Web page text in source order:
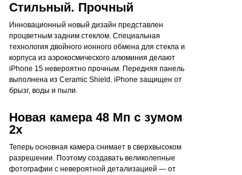
Стильный. Прочный
Инновационный новый дизайн представлен
процветным задним стеклом. Специальная
технология двойного ионного обмена для стекла и
корпуса из аэрокосмического алюминия делают
iPhone 15 невероятно прочным. Передняя панель
выполнена из Ceramic Shield. iPhone защищен от
брызг, воды и пыли.
Новая камера 48 Мп с зумом
2x
Теперь основная камера снимает в сверхвысоком
разрешении. Поэтому создавать великолепные
фотографии с невероятной детализацией — от